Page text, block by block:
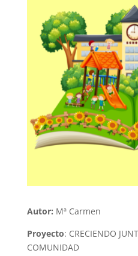
Autor: Mª Carmen
Proyecto: CRECIENDO
COMUNIDAD